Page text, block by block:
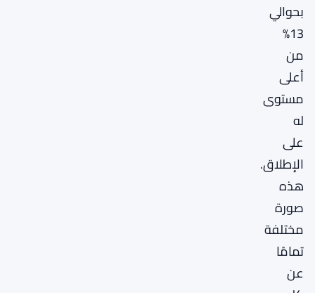
بحوالي
13%
من
أعلى
مستوى
له
على
الإطلاق.
هذه
صورة
مختلفة
تمامًا
عن